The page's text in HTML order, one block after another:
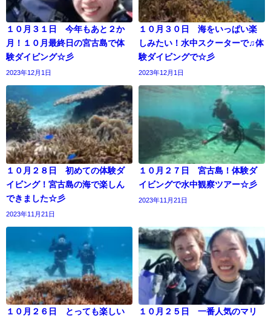
１０月３１日 今年もあと２か
月！１０月最終日の宮古島で体
験ダイビング☆彡
2023年12月1日
１０月３０日 海をいっぱい楽
しみたい！水中スクーターで♫体
験ダイビングで☆彡
2023年12月1日
１０月２８日 初めての体験ダ
イビング！宮古島の海で楽しん
できました☆彡
2023年11月21日
１０月２７日 宮古島！体験ダ
イビングで水中観察ツアー☆彡
2023年11月21日
１０月２６日 とっても楽しい
１０月２５日 一番人気のマリ